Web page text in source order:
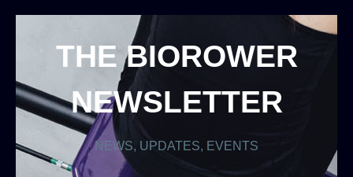
THE BIOROWER
NEWSLETTER
NEWS, UPDATES, EVENTS